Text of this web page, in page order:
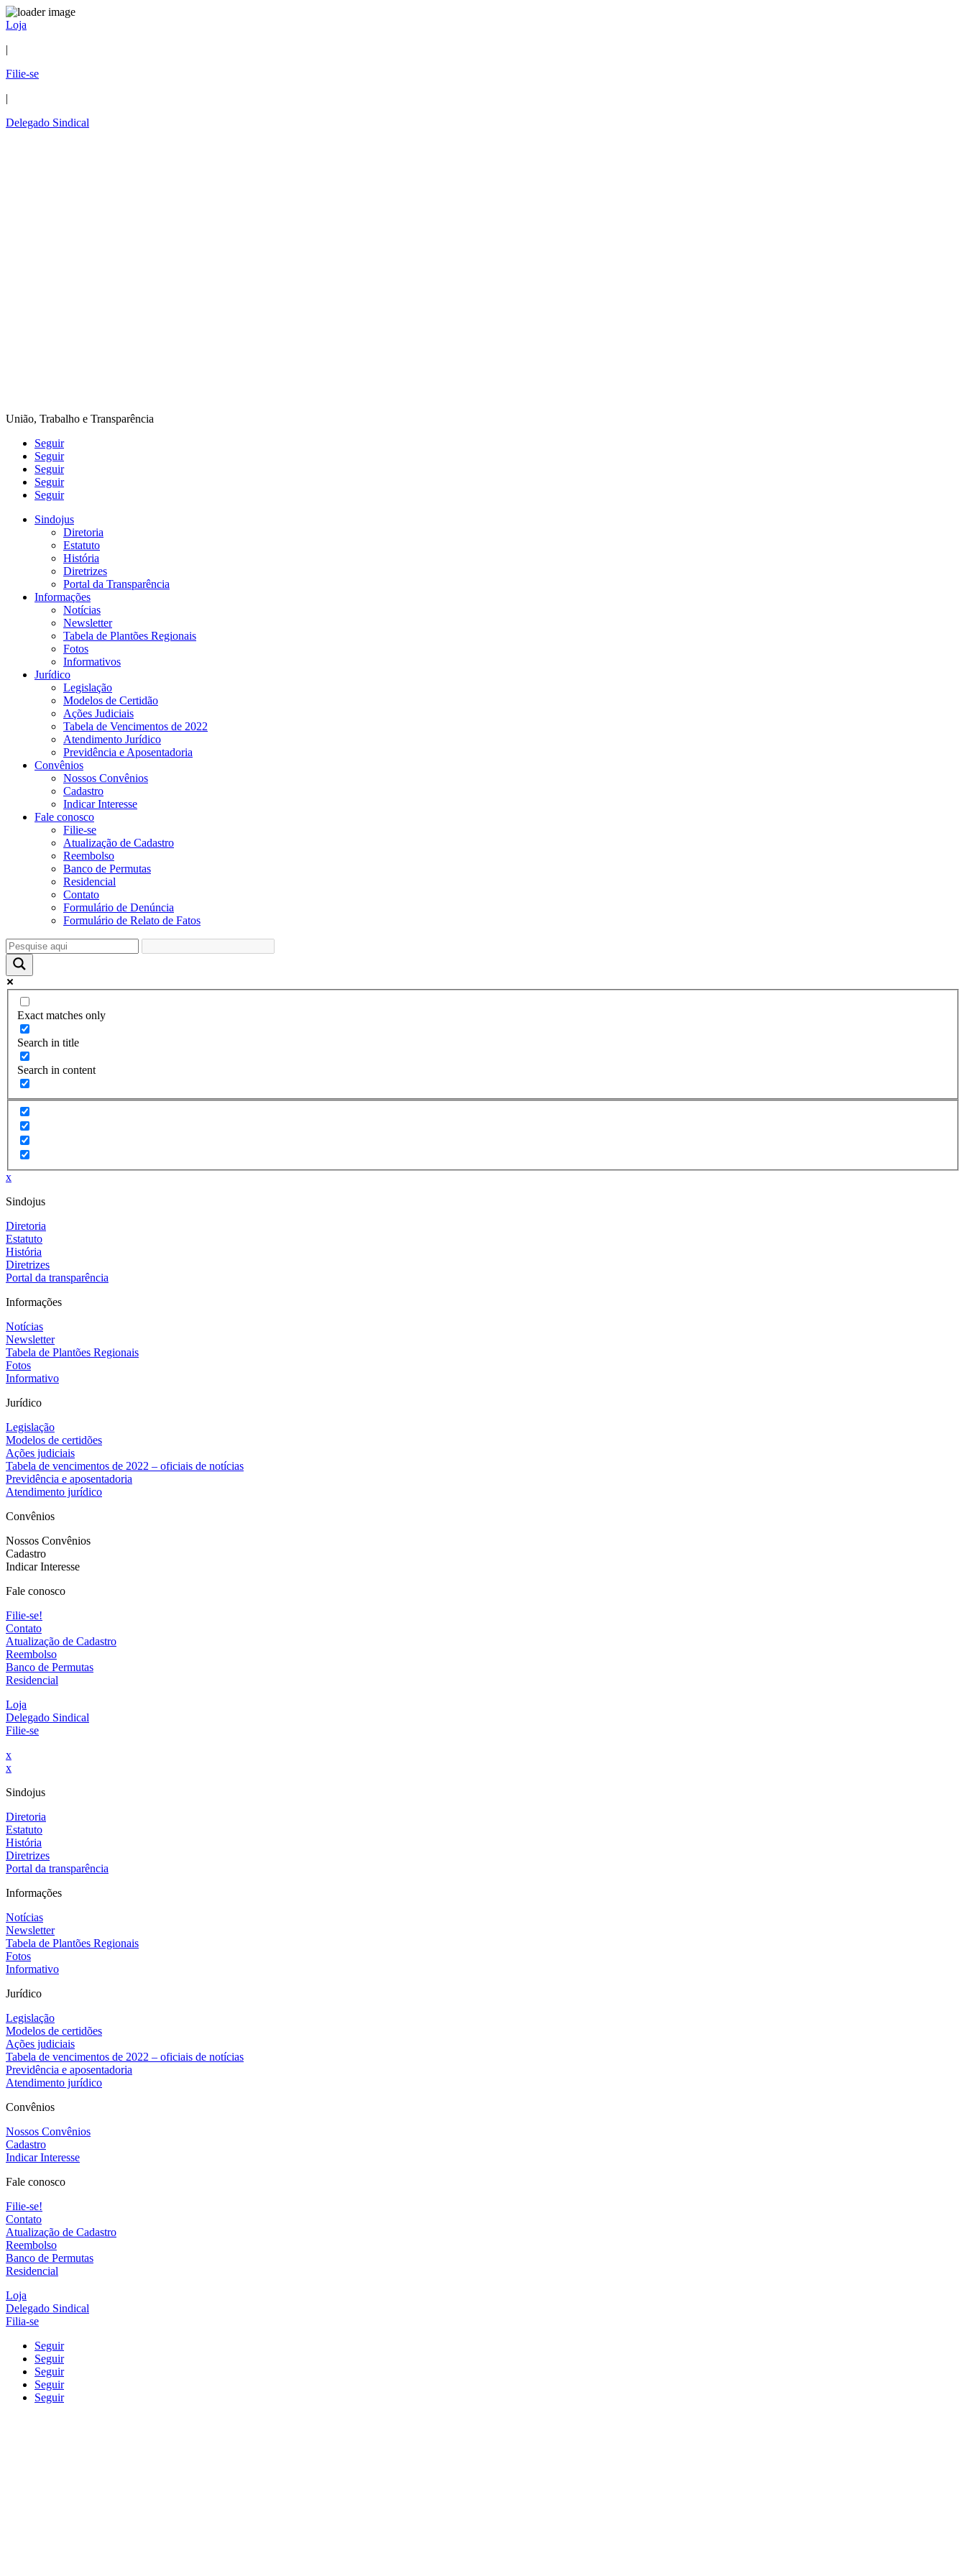
Loja
|
Filie-se
|
Delegado Sindical
União, Trabalho e Transparência
Seguir
Seguir
Seguir
Seguir
Seguir
Sindojus
Diretoria
Estatuto
História
Diretrizes
Portal da Transparência
Informações
Notícias
Newsletter
Tabela de Plantões Regionais
Fotos
Informativos
Jurídico
Legislação
Modelos de Certidão
Ações Judiciais
Tabela de Vencimentos de 2022
Atendimento Jurídico
Previdência e Aposentadoria
Convênios
Nossos Convênios
Cadastro
Indicar Interesse
Fale conosco
Filie-se
Atualização de Cadastro
Reembolso
Banco de Permutas
Residencial
Contato
Formulário de Denúncia
Formulário de Relato de Fatos
Exact matches only
Search in title
Search in content
x
Sindojus
Diretoria
Estatuto
História
Diretrizes
Portal da transparência
Informações
Notícias
Newsletter
Tabela de Plantões Regionais
Fotos
Informativo
Jurídico
Legislação
Modelos de certidões
Ações judiciais
Tabela de vencimentos de 2022 – oficiais de notícias
Previdência e aposentadoria
Atendimento jurídico
Convênios
Nossos Convênios
Cadastro
Indicar Interesse
Fale conosco
Filie-se!
Contato
Atualização de Cadastro
Reembolso
Banco de Permutas
Residencial
Loja
Delegado Sindical
Filie-se
x
x
Sindojus
Diretoria
Estatuto
História
Diretrizes
Portal da transparência
Informações
Notícias
Newsletter
Tabela de Plantões Regionais
Fotos
Informativo
Jurídico
Legislação
Modelos de certidões
Ações judiciais
Tabela de vencimentos de 2022 – oficiais de notícias
Previdência e aposentadoria
Atendimento jurídico
Convênios
Nossos Convênios
Cadastro
Indicar Interesse
Fale conosco
Filie-se!
Contato
Atualização de Cadastro
Reembolso
Banco de Permutas
Residencial
Loja
Delegado Sindical
Filia-se
Seguir
Seguir
Seguir
Seguir
Seguir